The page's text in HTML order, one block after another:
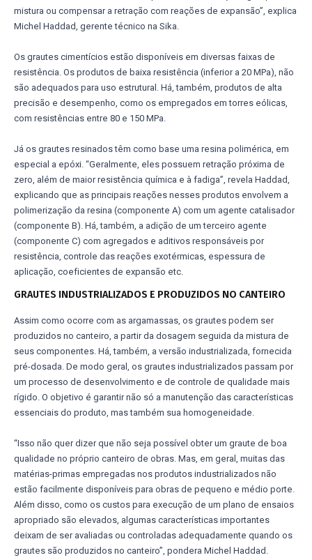
mistura ou compensar a retração com reações de expansão”, explica
Michel Haddad, gerente técnico na Sika.
Os grautes cimentícios estão disponíveis em diversas faixas de
resistência. Os produtos de baixa resistência (inferior a 20 MPa), não
são adequados para uso estrutural. Há, também, produtos de alta
precisão e desempenho, como os empregados em torres eólicas,
com resistências entre 80 e 150 MPa.
Já os grautes resinados têm como base uma resina polimérica, em
especial a epóxi. “Geralmente, eles possuem retração próxima de
zero, além de maior resistência química e à fadiga”, revela Haddad,
explicando que as principais reações nesses produtos envolvem a
polimerização da resina (componente A) com um agente catalisador
(componente B). Há, também, a adição de um terceiro agente
(componente C) com agregados e aditivos responsáveis por
resistência, controle das reações exotérmicas, espessura de
aplicação, coeficientes de expansão etc.
GRAUTES INDUSTRIALIZADOS E PRODUZIDOS NO CANTEIRO
Assim como ocorre com as argamassas, os grautes podem ser
produzidos no canteiro, a partir da dosagem seguida da mistura de
seus componentes. Há, também, a versão industrializada, fornecida
pré-dosada. De modo geral, os grautes industrializados passam por
um processo de desenvolvimento e de controle de qualidade mais
rígido. O objetivo é garantir não só a manutenção das características
essenciais do produto, mas também sua homogeneidade.
“Isso não quer dizer que não seja possível obter um graute de boa
qualidade no próprio canteiro de obras. Mas, em geral, muitas das
matérias-primas empregadas nos produtos industrializados não
estão facilmente disponíveis para obras de pequeno e médio porte.
Além disso, como os custos para execução de um plano de ensaios
apropriado são elevados, algumas características importantes
deixam de ser avaliadas ou controladas adequadamente quando os
grautes são produzidos no canteiro”, pondera Michel Haddad.